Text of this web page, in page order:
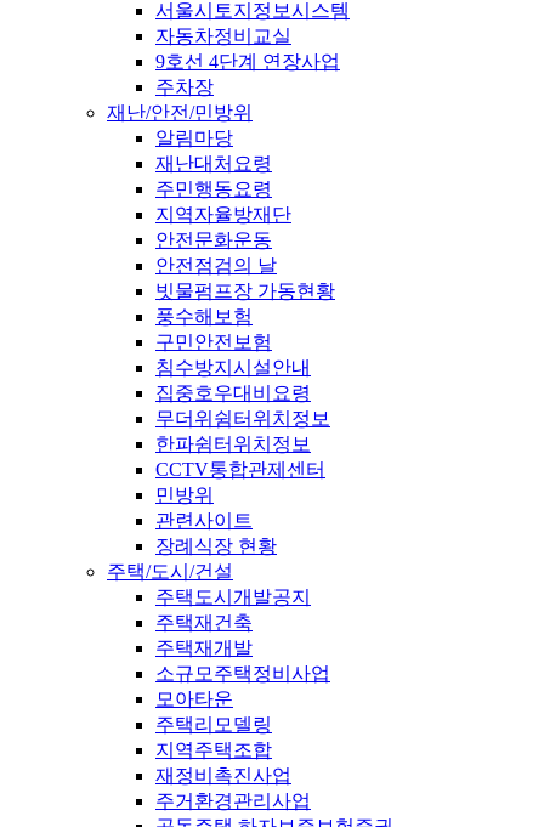
서울시토지정보시스템
자동차정비교실
9호선 4단계 연장사업
주차장
재난/안전/민방위
알림마당
재난대처요령
주민행동요령
지역자율방재단
안전문화운동
안전점검의 날
빗물펌프장 가동현황
풍수해보험
구민안전보험
침수방지시설안내
집중호우대비요령
무더위쉼터위치정보
한파쉼터위치정보
CCTV통합관제센터
민방위
관련사이트
장례식장 현황
주택/도시/건설
주택도시개발공지
주택재건축
주택재개발
소규모주택정비사업
모아타운
주택리모델링
지역주택조합
재정비촉진사업
주거환경관리사업